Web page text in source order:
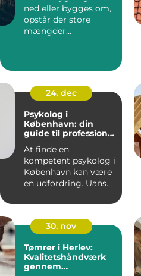
ned eller bygges om,
opstår der store
mængder
24. dec
Psykolog i
København: din
guide til professionel
At finde en
kompetent psykolog i
København kan være
en udfordring. Uanset
30. nov
Tømrer i Herlev:
Kvalitetshåndværk
gennem